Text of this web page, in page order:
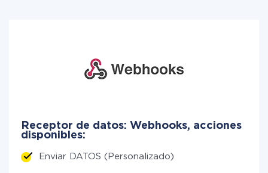
Receptor de datos: Webhooks, acciones
disponibles:
Enviar DATOS (Personalizado)